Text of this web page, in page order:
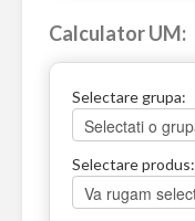
Calculator UM:
Selectare grupa:
Selectare produs: